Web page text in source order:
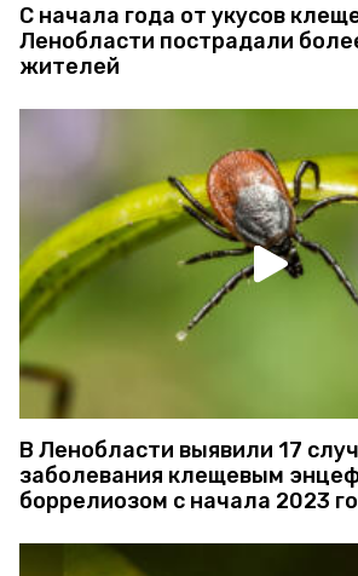
С начала года от укусов
Ленобласти пострадали
жителей
В Ленобласти выявили 17
заболевания клещевым
боррелиозом с начала 2023